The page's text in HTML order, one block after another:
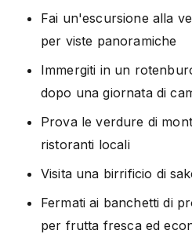
Fai un'escursione alla
per viste panoramiche
Immergiti in un
dopo una giornata di
Prova le verdure di
ristoranti locali
Visita una birrificio di
Fermati ai banchetti di
per frutta fresca ed